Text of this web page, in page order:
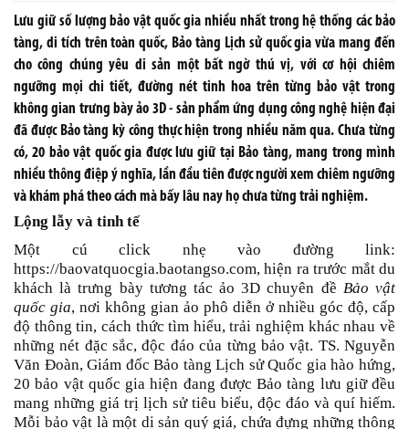
Lưu giữ số lượng bảo vật quốc gia nhiều nhất trong hệ thống các bảo
tàng, di tích trên toàn quốc, Bảo tàng Lịch sử quốc gia vừa mang đến
cho công chúng yêu di sản một bất ngờ thú vị, với cơ hội chiêm
ngưỡng mọi chi tiết, đường nét tinh hoa trên từng bảo vật trong
không gian trưng bày ảo 3D - sản phẩm ứng dụng công nghệ hiện đại
đã được Bảo tàng kỳ công thực hiện trong nhiều năm qua. Chưa từng
có, 20 bảo vật quốc gia được lưu giữ tại Bảo tàng, mang trong mình
nhiều thông điệp ý nghĩa, lần đầu tiên được người xem chiêm ngưỡng
và khám phá theo cách mà bấy lâu nay họ chưa từng trải nghiệm.
Lộng lẫy và tinh tế
Một cú click nhẹ vào đường link:
https://baovatquocgia.baotangso.com, hiện ra trước mắt du
khách là trưng bày tương tác ảo 3D chuyên đề Bảo vật
quốc gia, nơi không gian ảo phô diễn ở nhiều góc độ, cấp
độ thông tin, cách thức tìm hiểu, trải nghiệm khác nhau về
những nét đặc sắc, độc đáo của từng bảo vật. TS. Nguyễn
Văn Đoàn, Giám đốc Bảo tàng Lịch sử Quốc gia hào hứng,
20 bảo vật quốc gia hiện đang được Bảo tàng lưu giữ đều
mang những giá trị lịch sử tiêu biểu, độc đáo và quí hiếm.
Mỗi bảo vật là một di sản quý giá, chứa đựng những thông